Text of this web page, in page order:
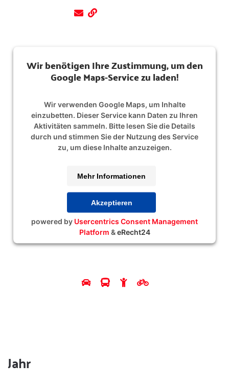
Wir benötigen Ihre Zustimmung, um den
Google Maps-Service zu laden!
Wir verwenden Google Maps, um Inhalte
einzubetten. Dieser Service kann Daten zu Ihren
Aktivitäten sammeln. Bitte lesen Sie die Details
durch und stimmen Sie der Nutzung des Service
zu, um diese Inhalte anzuzeigen.
Mehr Informationen
Akzeptieren
powered by Usercentrics Consent Management
Platform &eRecht24
Jahr